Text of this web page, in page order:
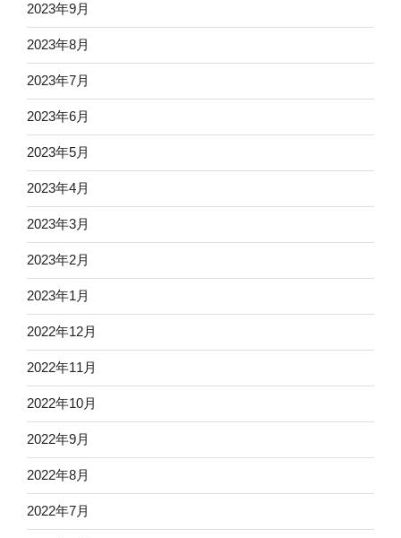
2023年9月
2023年8月
2023年7月
2023年6月
2023年5月
2023年4月
2023年3月
2023年2月
2023年1月
2022年12月
2022年11月
2022年10月
2022年9月
2022年8月
2022年7月